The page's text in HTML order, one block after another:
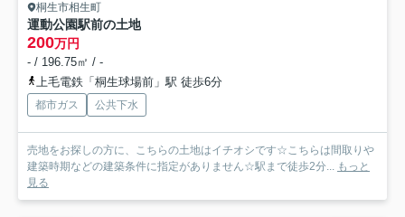
桐生市相生町
運動公園駅前の土地
200万円
- / 196.75㎡ / -
上毛電鉄「桐生球場前」駅 徒歩6分
都市ガス 公共下水
売地をお探しの方に、こちらの土地はイチオシです☆こちらは間取りや
建築時期などの建築条件に指定がありません☆駅まで徒歩2分... もっと
見る